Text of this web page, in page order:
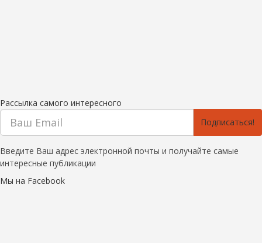
Рассылка самого интересного
Подписаться!
Введите Ваш адрес электронной почты и получайте самые
интересные публикации
Мы на Facebook